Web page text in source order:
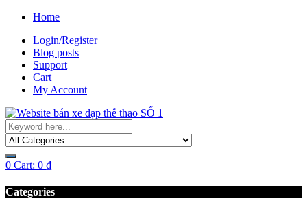
Home
Login/Register
Blog posts
Support
Cart
My Account
0 Cart: 0 ₫
Categories